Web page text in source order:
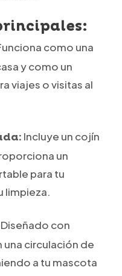
como una
y como un
viajes o visitas al
Incluye un cojín
un
para tu
limpieza.
Diseñado con
circulación de
a tu mascota